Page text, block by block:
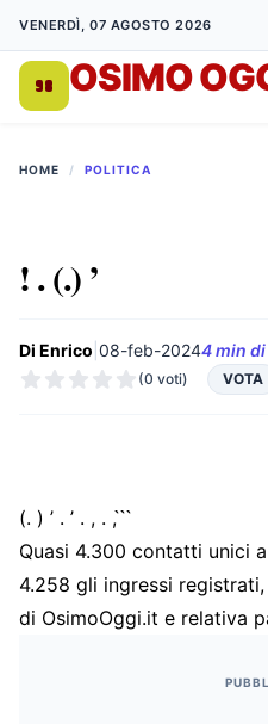
VENERDÌ, 07 AGOSTO 2026
OSIMO
HOME / POLITICA
! . (.) ’
Di Enrico 08-feb-20244 min
(0 voti) VOTA
(. ) ’ . ’ . , . , ̀ ̀ ̀
Quasi 4.300 contatti unici
4.258 gli ingressi
di OsimoOggi.it e relativa